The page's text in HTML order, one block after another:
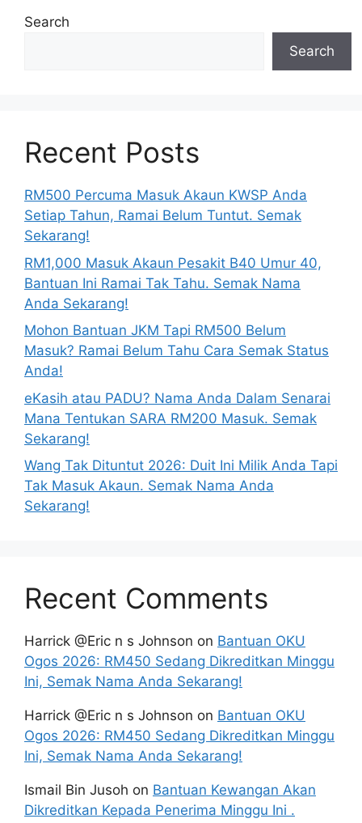
Search
Search
Recent Posts
RM500 Percuma Masuk Akaun KWSP Anda
Setiap Tahun, Ramai Belum Tuntut. Semak
Sekarang!
RM1,000 Masuk Akaun Pesakit B40 Umur 40,
Bantuan Ini Ramai Tak Tahu. Semak Nama
Anda Sekarang!
Mohon Bantuan JKM Tapi RM500 Belum
Masuk? Ramai Belum Tahu Cara Semak Status
Anda!
eKasih atau PADU? Nama Anda Dalam Senarai
Mana Tentukan SARA RM200 Masuk. Semak
Sekarang!
Wang Tak Dituntut 2026: Duit Ini Milik Anda Tapi
Tak Masuk Akaun. Semak Nama Anda
Sekarang!
Recent Comments
Harrick @Eric n s Johnson on Bantuan OKU
Ogos 2026: RM450 Sedang Dikreditkan Minggu
Ini, Semak Nama Anda Sekarang!
Harrick @Eric n s Johnson on Bantuan OKU
Ogos 2026: RM450 Sedang Dikreditkan Minggu
Ini, Semak Nama Anda Sekarang!
Ismail Bin Jusoh on Bantuan Kewangan Akan
Dikreditkan Kepada Penerima Minggu Ini .